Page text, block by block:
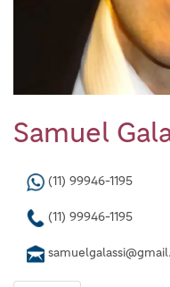
Samuel
(11) 99946-1195
(11) 99946-1195